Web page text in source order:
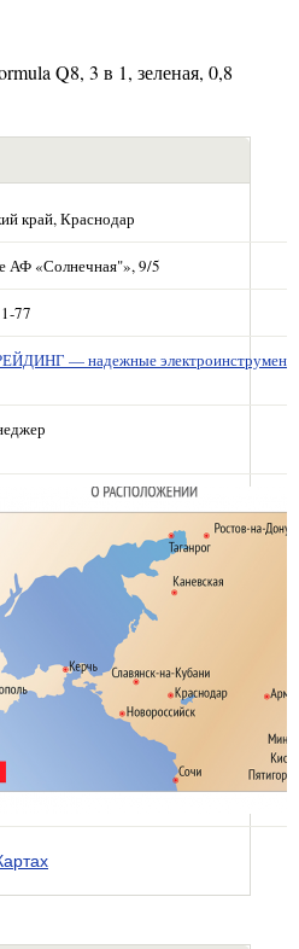
Q8, 3 в 1, зеленая, 0,8
край, Краснодар
АФ «Солнечная"», 9/5
77
— надежные